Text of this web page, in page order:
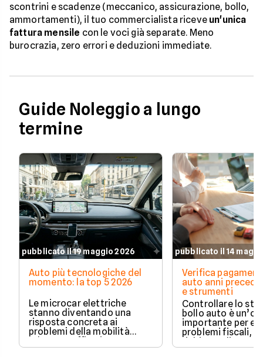
scontrini e scadenze (meccanico, assicurazione, bollo,
ammortamenti), il tuo commercialista riceve un'unica
fattura mensile con le voci già separate. Meno
burocrazia, zero errori e deduzioni immediate.
Guide Noleggio a lungo
termine
pubblicato il 19 maggio 2026
Auto più tecnologiche del
momento: la top 5 2026
Le microcar elettriche
stanno diventando una
risposta concreta ai
problemi della mobilità
urbana: traffico intenso,
parcheggi limitati e costi di
pubblicato il 14
Verifica
auto anni
e strumenti
Controllare lo
bollo auto è
importante per
problemi fiscali,
richieste di
inattese.